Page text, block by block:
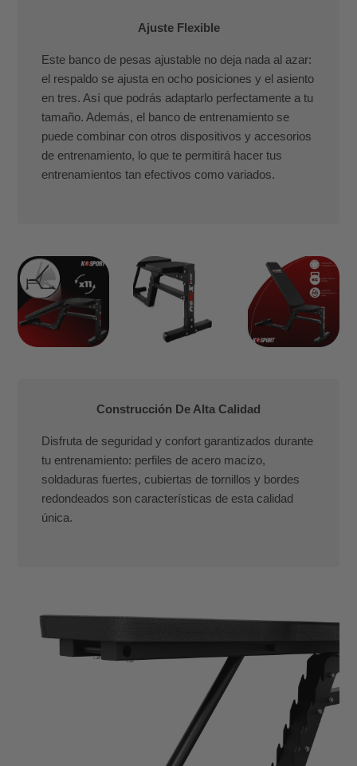
Ajuste Flexible
Este banco de pesas ajustable no deja nada al azar:
el respaldo se ajusta en ocho posiciones y el asiento
en tres. Así que podrás adaptarlo perfectamente a tu
tamaño. Además, el banco de entrenamiento se
puede combinar con otros dispositivos y accesorios
de entrenamiento, lo que te permitirá hacer tus
entrenamientos tan efectivos como variados.
Construcción De Alta Calidad
Disfruta de seguridad y confort garantizados durante
tu entrenamiento: perfiles de acero macizo,
soldaduras fuertes, cubiertas de tornillos y bordes
redondeados son características de esta calidad
única.